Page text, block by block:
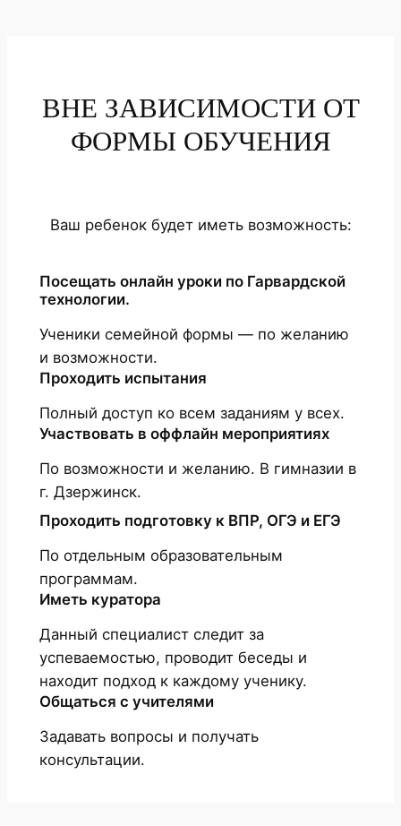
ВНЕ ЗАВИСИМОСТИ ОТ
ФОРМЫ ОБУЧЕНИЯ
Ваш ребенок будет иметь возможность:
Посещать онлайн уроки по Гарвардской
технологии.
Ученики семейной формы — по желанию
и возможности.
Проходить испытания
Полный доступ ко всем заданиям у всех.
Участвовать в оффлайн мероприятиях
По возможности и желанию. В гимназии в
г. Дзержинск.
Проходить подготовку к ВПР, ОГЭ и ЕГЭ
По отдельным образовательным
программам.
Иметь куратора
Данный специалист следит за
успеваемостью, проводит беседы и
находит подход к каждому ученику.
Общаться с учителями
Задавать вопросы и получать
консультации.